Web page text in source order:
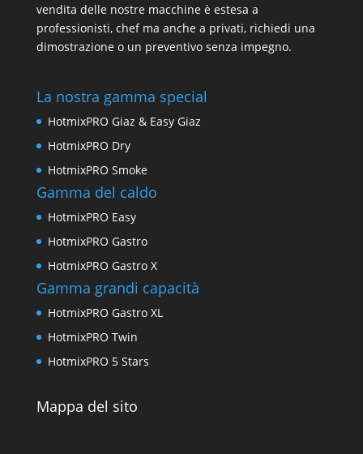
vendita delle nostre macchine è estesa a
professionisti, chef ma anche a privati, richiedi una
dimostrazione o un preventivo senza impegno.
La nostra gamma special
HotmixPRO Giaz & Easy Giaz
HotmixPRO Dry
HotmixPRO Smoke
Gamma del caldo
HotmixPRO Easy
HotmixPRO Gastro
HotmixPRO Gastro X
Gamma grandi capacità
HotmixPRO Gastro XL
HotmixPRO Twin
HotmixPRO 5 Stars
Mappa del sito